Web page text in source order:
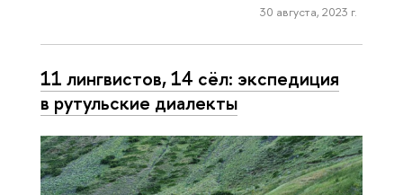
30 августа, 2023 г.
11 лингвистов, 14 сёл: экспедиция
в рутульские диалекты